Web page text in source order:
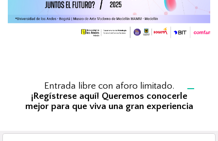
Entrada libre con aforo limitado.
¡Regístrese aquí! Queremos conocerle
mejor para que viva una gran experiencia